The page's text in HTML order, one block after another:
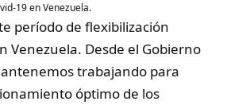
19 en Venezuela.
período de flexibilización
Venezuela. Desde el Gobierno
trabajando para
óptimo de los